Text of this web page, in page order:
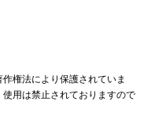
権法により保護されていま
用は禁止されておりますので